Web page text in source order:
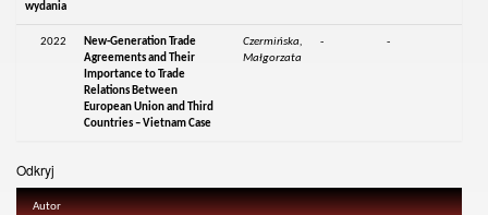
wydania
2022
New-Generation Trade
Agreements and Their
Importance to Trade
Relations Between
European Union and Third
Countries – Vietnam Case
Czermińska,
Małgorzata
- -
Odkryj
Autor